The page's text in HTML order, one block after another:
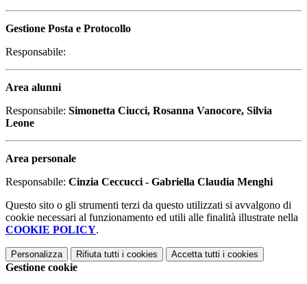
Gestione Posta e Protocollo
Responsabile:
Area alunni
Responsabile: Simonetta Ciucci, Rosanna Vanocore, Silvia
Leone
Area personale
Responsabile: Cinzia Ceccucci - Gabriella Claudia Menghi
Questo sito o gli strumenti terzi da questo utilizzati si avvalgono di
cookie necessari al funzionamento ed utili alle finalità illustrate nella
COOKIE POLICY.
Personalizza Rifiuta tutti i cookies Accetta tutti i cookies
Gestione cookie